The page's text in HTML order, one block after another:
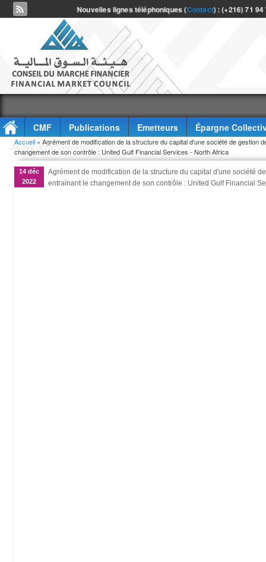
Nouvelles lignes téléphoniques (Contact) : (+216) 71
CMF Publications Emetteurs
Épargne
Accès à l'information
Vous êtes ici
Accueil » Agrément de modification de la structure du capital d'une société de gestion
changement de son contrôle : United Gulf Financial Services - North Africa
14 déc
2022
Agrément de modification de la structure du capital d'une société
entrainant le changement de son contrôle : United Gulf Financial